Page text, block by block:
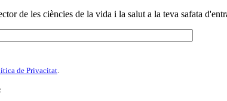
de les ciències de la vida i la salut a la teva safata
de Privacitat.